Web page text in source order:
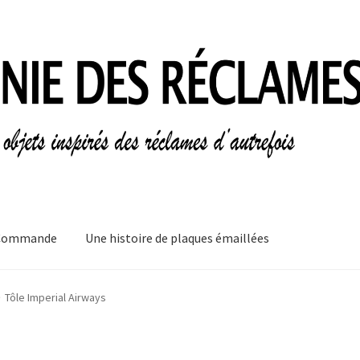
Une histoire de plaques émaillées
Informations légales
Tôle Imperial Airways